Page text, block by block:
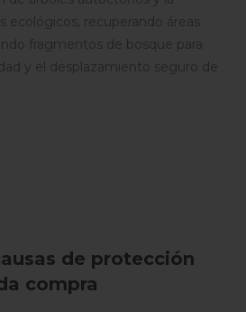
ecológicos, recuperando áreas
fragmentos de bosque para
y el desplazamiento seguro de
de protección
compra